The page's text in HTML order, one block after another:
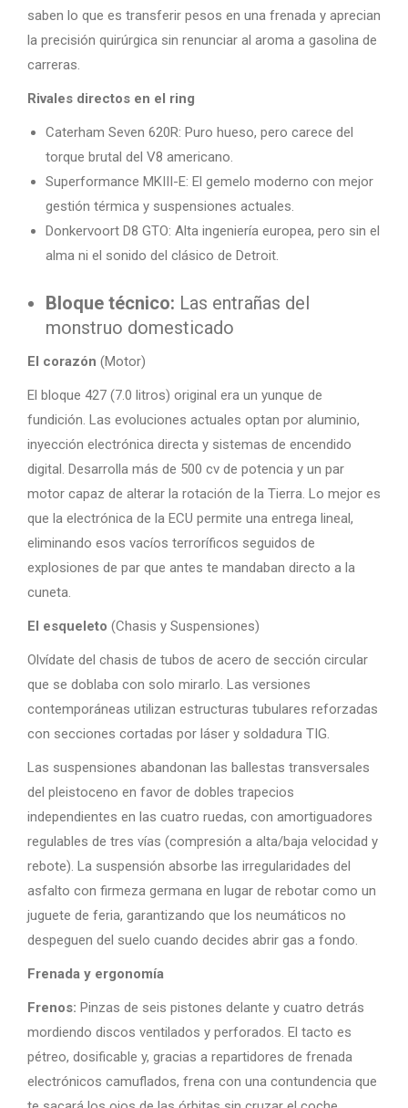
saben lo que es transferir pesos en una frenada y aprecian
la precisión quirúrgica sin renunciar al aroma a gasolina de
carreras.
Rivales directos en el ring
Caterham Seven 620R: Puro hueso, pero carece del
torque brutal del V8 americano.
Superformance MKIII-E: El gemelo moderno con mejor
gestión térmica y suspensiones actuales.
Donkervoort D8 GTO: Alta ingeniería europea, pero sin el
alma ni el sonido del clásico de Detroit.
Bloque técnico: Las entrañas del
monstruo domesticado
El corazón (Motor)
El bloque 427 (7.0 litros) original era un yunque de
fundición. Las evoluciones actuales optan por aluminio,
inyección electrónica directa y sistemas de encendido
digital. Desarrolla más de 500 cv de potencia y un par
motor capaz de alterar la rotación de la Tierra. Lo mejor es
que la electrónica de la ECU permite una entrega lineal,
eliminando esos vacíos terroríficos seguidos de
explosiones de par que antes te mandaban directo a la
cuneta.
El esqueleto (Chasis y Suspensiones)
Olvídate del chasis de tubos de acero de sección circular
que se doblaba con solo mirarlo. Las versiones
contemporáneas utilizan estructuras tubulares reforzadas
con secciones cortadas por láser y soldadura TIG.
Las suspensiones abandonan las ballestas transversales
del pleistoceno en favor de dobles trapecios
independientes en las cuatro ruedas, con amortiguadores
regulables de tres vías (compresión a alta/baja velocidad y
rebote). La suspensión absorbe las irregularidades del
asfalto con firmeza germana en lugar de rebotar como un
juguete de feria, garantizando que los neumáticos no
despeguen del suelo cuando decides abrir gas a fondo.
Frenada y ergonomía
Frenos: Pinzas de seis pistones delante y cuatro detrás
mordiendo discos ventilados y perforados. El tacto es
pétreo, dosificable y, gracias a repartidores de frenada
electrónicos camuflados, frena con una contundencia que